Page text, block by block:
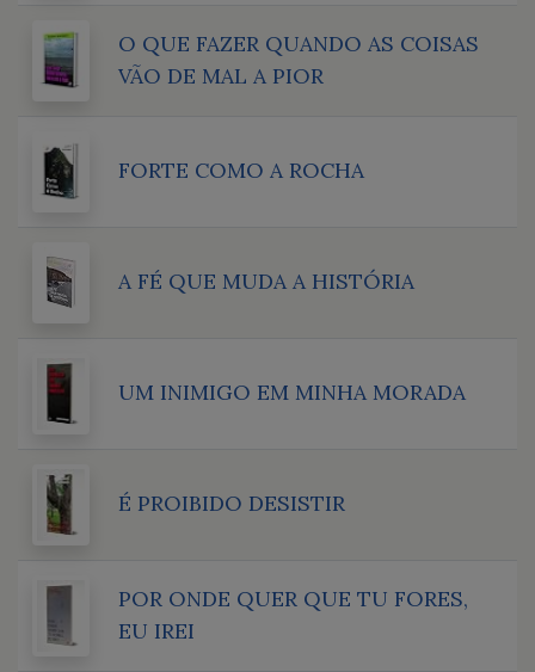
O QUE FAZER QUANDO AS COISAS
VÃO DE MAL A PIOR
FORTE COMO A ROCHA
A FÉ QUE MUDA A HISTÓRIA
UM INIMIGO EM MINHA MORADA
É PROIBIDO DESISTIR
POR ONDE QUER QUE TU FORES,
EU IREI